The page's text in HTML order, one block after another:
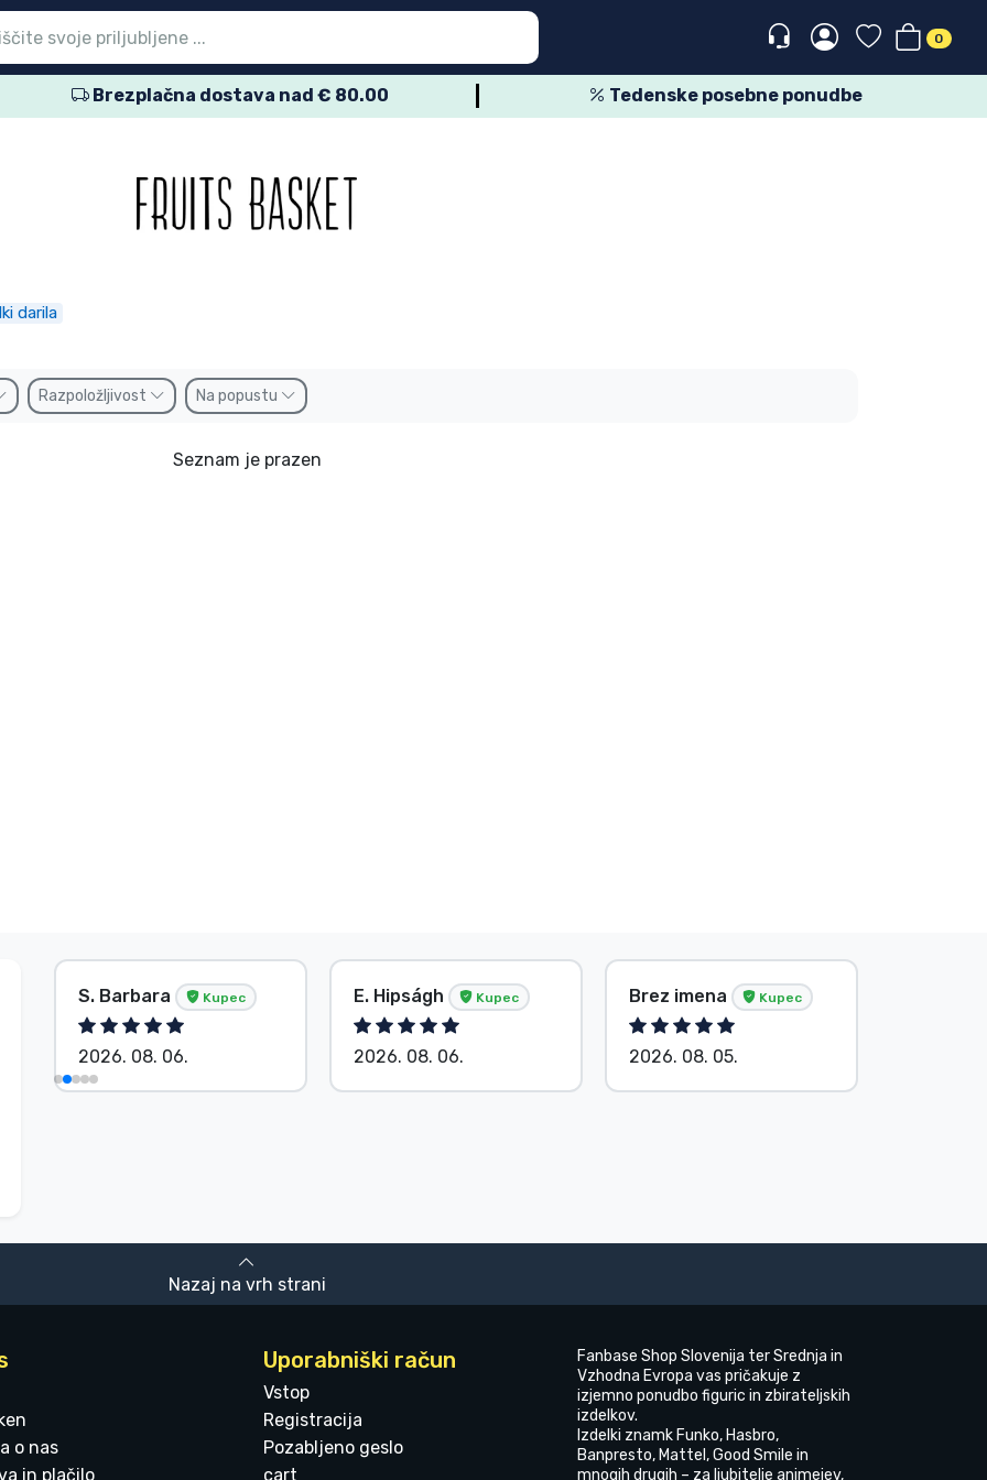
0
Brezplačna dostava nad € 80.00 Tedenske posebne ponudbe
darila
Razpoložljivost Na popustu
Seznam je prazen
S. Barbara Kupec
2026. 08. 06.
E. Hipságh Kupec
2026. 08. 06.
Brez imena Kupec
2026. 08. 05.
Nazaj na vrh strani
o nas
in plačilo
Uporabniški račun
Vstop
Registracija
Pozabljeno geslo
cart
Fanbase Shop Slovenija ter Srednja in
Vzhodna Evropa vas pričakuje z
izjemno ponudbo figuric in zbirateljskih
izdelkov.
Izdelki znamk Funko, Hasbro,
Banpresto, Mattel, Good Smile in
mnogih drugih – za ljubitelje animejev,
meni
meni
meni
meni
meni
meni
meni
meni
meni